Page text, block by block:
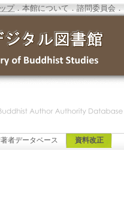
プ．本館について ．諮問委員会 ．
者データベース 資料改正